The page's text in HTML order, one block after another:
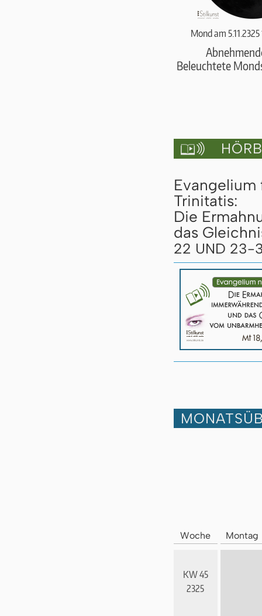
Mond am
Beleuchtete

Trinitatis:
Die
das
22 UND 23-
Woche Montag
KW 45
2325